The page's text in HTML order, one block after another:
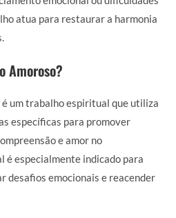
atua para restaurar a harmonia
Amoroso?
é um trabalho espiritual que utiliza
específicas para promover
e amor no
é especialmente indicado para
desafios emocionais e reacender